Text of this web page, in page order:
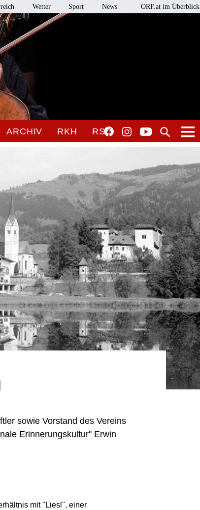
Wetter Sport News ORF.at im Überblick
ARCHIV RKH RSO
sowie Vorstand des Vereins
Erinnerungskultur" Erwin
mit "Liesl", einer